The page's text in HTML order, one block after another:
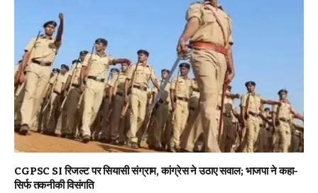
CGPSC SI रिजल्ट पर सियासी संग्राम, कांग्रेस ने उठाए सवाल; भाजपा ने कहा-
सिर्फ तकनीकी विसंगति